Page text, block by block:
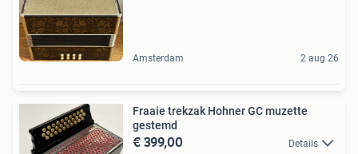
Amsterdam 2 aug 26
Fraaie trekzak Hohner GC muzette
gestemd
€ 399,00 Details